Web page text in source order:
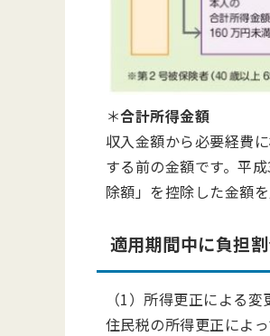
＊合計所得金額
収入金額から必要経費
する前の金額です。平
除額」を控除した金額を
適用期間中に負担
（1）所得更正による変
住民税の所得更正によ